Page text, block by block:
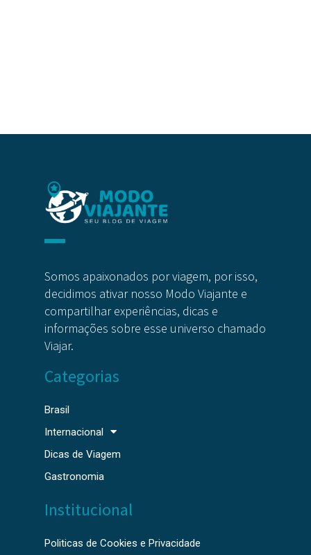
Somos apaixonados por viagem, por isso,
decidimos ativar nosso Modo Viajante e
compartilhar experiências, dicas e
informações sobre esse universo chamado
Viajar.
Categorias
Brasil
Internacional
Dicas de Viagem
Gastronomia
Institucional
Politicas de Cookies e Privacidade